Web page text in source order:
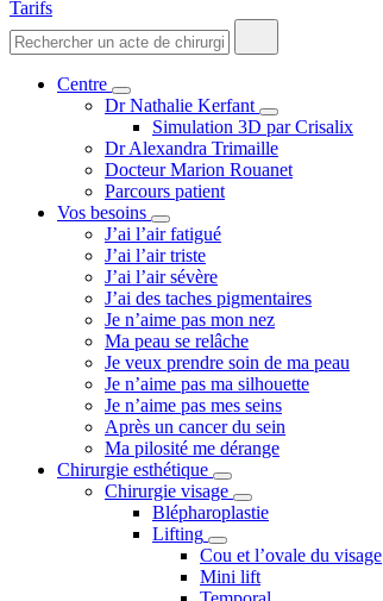
Tarifs
Centre
Dr Nathalie Kerfant
Simulation 3D par Crisalix
Dr Alexandra Trimaille
Docteur Marion Rouanet
Parcours patient
Vos besoins
J’ai l’air fatigué
J’ai l’air triste
J’ai l’air sévère
J’ai des taches pigmentaires
Je n’aime pas mon nez
Ma peau se relâche
Je veux prendre soin de ma peau
Je n’aime pas ma silhouette
Je n’aime pas mes seins
Après un cancer du sein
Ma pilosité me dérange
Chirurgie esthétique
Chirurgie visage
Blépharoplastie
Lifting
Cou et l’ovale du visage
Mini lift